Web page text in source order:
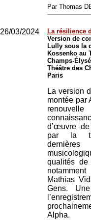
Par Thomas
26/03/2024
La résilience
Version de
Lully sous la
Kossenko au
Champs-
Théâtre des
Paris
La version
montée par
d’œuvre
par la
qualités de
Mathias
Gens.
Alpha.